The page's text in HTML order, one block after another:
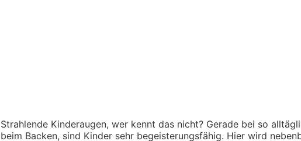
Strahlende Kinderaugen, wer kennt das nicht? Gerade bei so
beim Backen, sind Kinder sehr begeisterungsfähig. Hier wird